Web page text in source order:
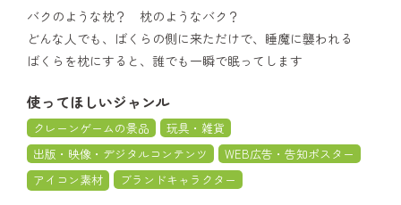
バクのような枕？ 枕のようなバク？
どんな人でも、ばくらの側に来ただけで、睡魔に襲われる
ばくらを枕にすると、誰でも一瞬で眠ってします
使ってほしいジャンル
クレーンゲームの景品
玩具・雑貨
出版・映像・デジタルコンテンツ
WEB広告・告知ポスター
アイコン素材
ブランドキャラクター